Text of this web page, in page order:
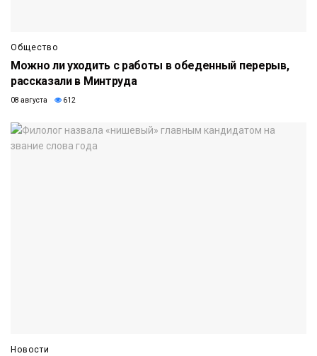
Общество
Можно ли уходить с работы в обеденный перерыв,
рассказали в Минтруда
08 августа 612
Новости